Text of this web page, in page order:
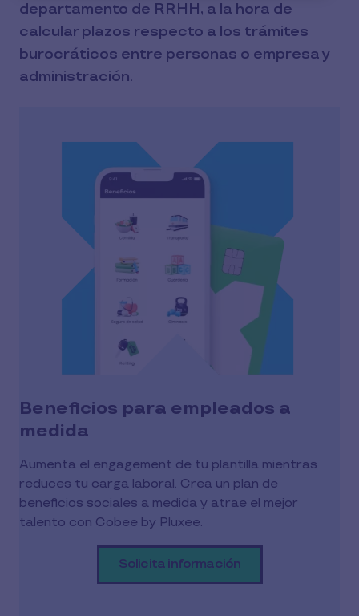
departamento de RRHH, a la hora de
calcular plazos respecto a los trámites
burocráticos entre personas o empresa y
administración.
Beneficios para empleados a
medida
Aumenta el engagement de tu plantilla mientras
reduces tu carga laboral. Crea un plan de
beneficios sociales a medida y atrae el mejor
talento con Cobee by Pluxee.
Solicita información